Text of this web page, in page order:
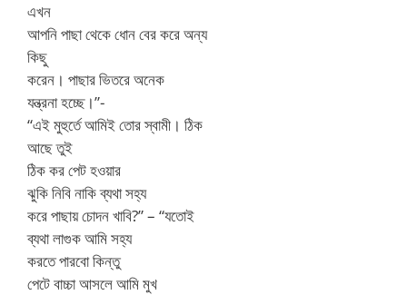
এখন
আপনি পাছা থেকে ধোন বের করে অন্য
কিছু
করেন। পাছার ভিতরে অনেক
যন্ত্রনা হচ্ছে।”-
“এই মুহুর্তে আমিই তোর স্বামী। ঠিক
আছে তুই
ঠিক কর পেট হওয়ার
ঝুকি নিবি নাকি ব্যথা সহ্য
করে পাছায় চোদন খাবি?” – “যতোই
ব্যথা লাগুক আমি সহ্য
করতে পারবো কিন্তু
পেটে বাচ্চা আসলে আমি মুখ